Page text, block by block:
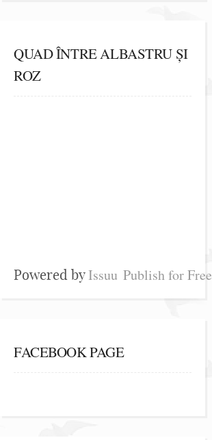
QUAD ÎNTRE ALBASTRU ȘI
ROZ
Powered byIssuu Publish for Free
FACEBOOK PAGE